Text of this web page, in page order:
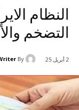
النظام
التضخم
2 أبريل 25 By